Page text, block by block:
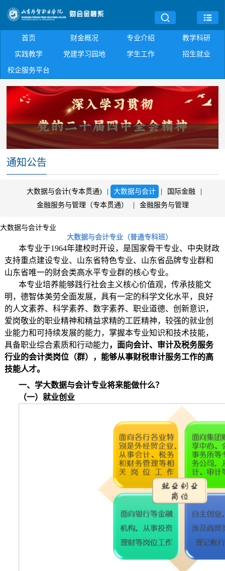
首页 财金概况 专业介绍 教学科研
实践教学 党建学习园地 学生工作 招生就业
校企服务平台
通知公告
大数据与会计(专本贯通) | 大数据与会计 | 国际金融
|
金融服务与管理（专本贯通）
| 金融服务与管理
大数据与会计专业
大数据与会计专业（普通专科班）
本专业于1964年建校时开设，是国家骨干专业、中央财政
支持重点建设专业、山东省特色专业、山东省品牌专业群和
山东省唯一的财会类高水平专业群的核心专业。
本专业培养能够践行社会主义核心价值观，传承技能文
明，德智体美劳全面发展，具有一定的科学文化水平，良好
的人文素养、科学素养、数字素养、职业道德、创新意识，
爱岗敬业的职业精神和精益求精的工匠精神，较强的就业创
业能力和可持续发展的能力，掌握本专业知识和技术技能，
具备职业综合素质和行动能力，面向会计、审计及税务服务
行业的会计类岗位（群），能够从事财税审计服务工作的高
技能人才。
一、学大数据与会计专业将来能做什么？
（一）就业创业